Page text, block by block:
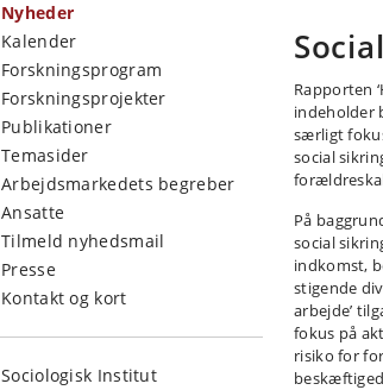
Nyheder
Kalender
Forskningsprogram
Forskningsprojekter
Publikationer
Temasider
Arbejdsmarkedets begreber
Ansatte
Tilmeld nyhedsmail
Presse
Kontakt og kort
Sociologisk Institut
Rapporten
indeholder
særligt
social
På
social
indkomst,
stigende
arbejde’
fokus på
risiko for